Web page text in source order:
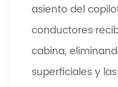
asiento del
conductores
cabina,
superficiales y